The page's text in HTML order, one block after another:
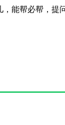
能帮必帮，提